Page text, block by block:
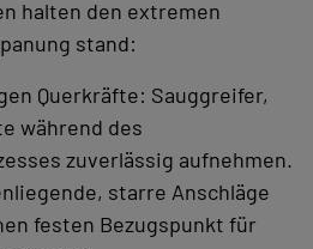
halten den extremen
stand:
Querkräfte: Sauggreifer,
während des
zuverlässig aufnehmen.
starre Anschläge
festen Bezugspunkt für